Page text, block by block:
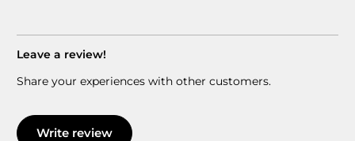
Leave a review!
Share your experiences with other customers.
Write review